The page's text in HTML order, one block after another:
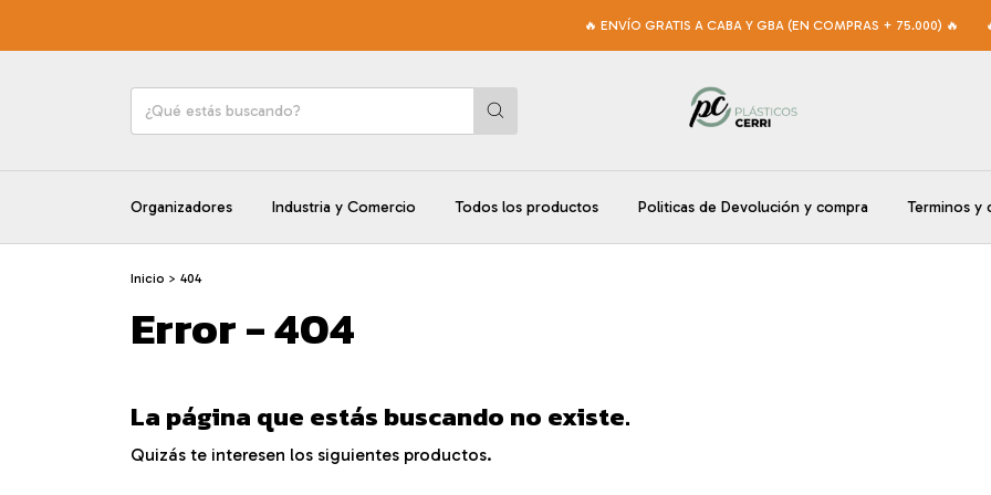
🔥 ENVÍO GRATIS A CABA Y GBA (EN COMPRAS + 75.000) 🔥 🔥
Organizadores Industria y Comercio Todos los productos Politicas de Devolución y compra Terminos y
Inicio > 404
Error - 404
La página que estás buscando no existe.
Quizás te interesen los siguientes productos.